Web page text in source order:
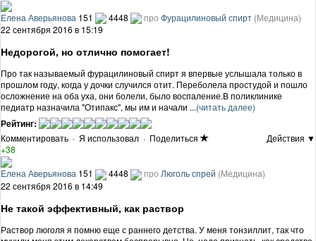
Елена Аверьянова 151 4448 про Фурацилиновый спирт (Медицина)
22 сентября 2016 в 15:19
Недорогой, но отлично помогает!
Про так называемый фурацилиновый спирт я впервые услышала только в
прошлом году, когда у дочки случился отит. Переболела простудой и пошло
осложнение на оба уха, они болели, было воспаление.В поликлинике
педиатр назначила "Отипакс", мы им и начали ...(читать далее)
Рейтинг:
Комментировать · Я использовал · Поделиться
Действия ▼
+38
Елена Аверьянова 151 4448 про Люголь спрей (Медицина)
22 сентября 2016 в 14:49
Не такой эффективный, как раствор
Раствор люголя я помню еще с раннего детства. У меня тонзиллит, так что